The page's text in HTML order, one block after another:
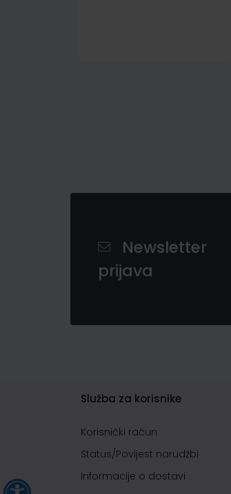
Newsletter
prijava
Služba za korisnike
Korisnički račun
Status/Povijest narudžbi
Informacije o dostavi